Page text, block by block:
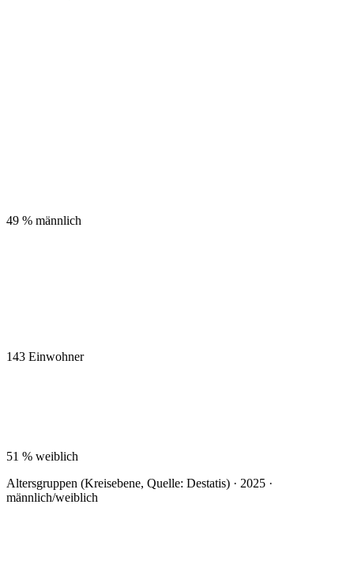
49 % männlich
143 Einwohner
51 % weiblich
Altersgruppen (Kreisebene, Quelle: Destatis) · 2025 ·
männlich/weiblich